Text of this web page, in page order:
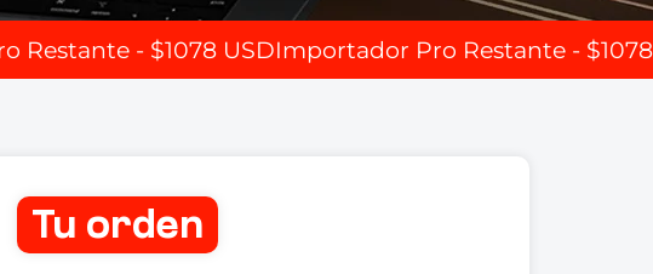
Restante - $1078 USDImportador Pro Restante -
Tu orden